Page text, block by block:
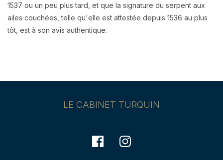
1537 ou un peu plus tard, et que la signature du serpent aux
ailes couchées, telle qu'elle est attestée depuis 1536 au plus
tôt, est à son avis authentique.
LE CABINET TURQUIN